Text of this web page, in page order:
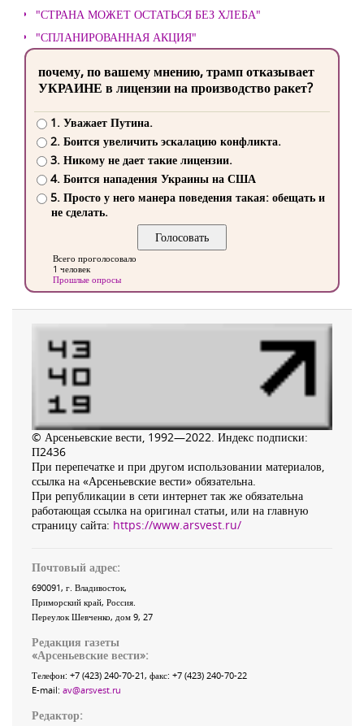
"СТРАНА МОЖЕТ ОСТАТЬСЯ БЕЗ ХЛЕБА"
"СПЛАНИРОВАННАЯ АКЦИЯ"
почему, по вашему мнению, трамп отказывает
УКРАИНЕ в лицензии на производство ракет?
1. Уважает Путина.
2. Боится увеличить эскалацию конфликта.
3. Никому не дает такие лицензии.
4. Боится нападения Украины на США
5. Просто у него манера поведения такая: обещать и
не сделать.
Всего проголосовало
1 человек
Прошлые опросы
© Арсеньевские вести, 1992—2022. Индекс подписки:
П2436
При перепечатке и при другом использовании материалов,
ссылка на «Арсеньевские вести» обязательна.
При републикации в сети интернет так же обязательна
работающая ссылка на оригинал статьи, или на главную
страницу сайта: https://www.arsvest.ru/
Почтовый адрес:
690091, г. Владивосток,
Приморский край, Россия
Переулок Шевченко, дом 9, 27
Редакция газеты
«Арсеньевские вести»:
Телефон: +7 (423) 240-70-21, факс: +7 (423) 240-70-22
E-mail: av@arsvest.ru
Редактор: